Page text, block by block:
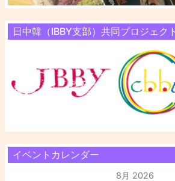
日中韓（IBBY支部）共同プロジェクト
イベントカレンダー
8月 2026